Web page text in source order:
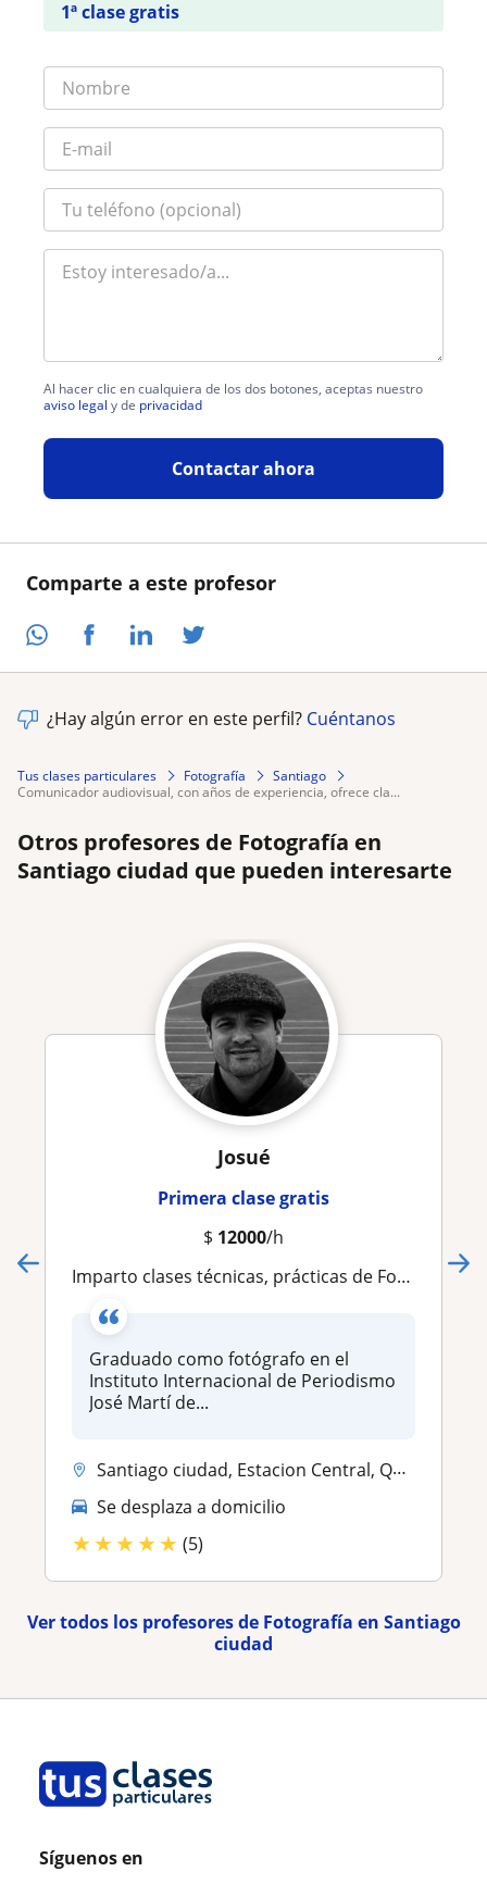
Comparte a este profesor
1ª clase gratis
Al hacer clic en cualquiera de los dos botones, aceptas nuestro
aviso legal y de privacidad
Contactar ahora
¿Hay algún error en este perfil? Cuéntanos
Tus clases particulares Fotografía
Santiago
comunicador audiovisual, con años de experiencia, ofrece cla...
Otros profesores de Fotografía en
Santiago ciudad que pueden interesarte
Josué
Primera clase gratis
$ 12000/h
Imparto clases técnicas, prácticas de Fotografía y de Realización de Video
Graduado como fotógrafo en el
Instituto Internacional de Periodismo
José Martí de...
Santiago ciudad, Estacion Central, Quinta Normal
Se desplaza a domicilio
★★★★★ (5)
Ver todos los profesores de Fotografía en Santiago
ciudad
Síguenos en